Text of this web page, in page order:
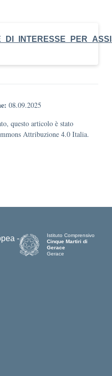
08.09.2025
questo articolo è stato
Attribuzione 4.0 Italia.
Istituto Comprensivo
Cinque Martiri di
Gerace
Gerace